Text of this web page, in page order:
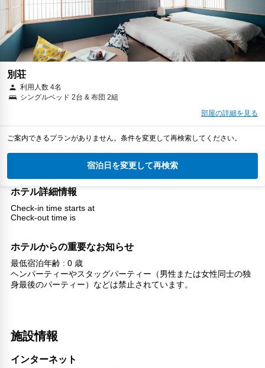
別荘
利用人数 4名
シングルベッド 2台 & 布団 2組
部屋の詳細を見る
ご案内できるプランがありません。条件を変更して再検索してください。
宿泊日を変更して再検索
ホテル詳細情報
Check-in time starts at
Check-out time is
ホテルからの重要なお知らせ
最低宿泊年齢 : 0 歳
ヘンパーティーやスタッグパーティー（男性または女性同士の独
身最後のパーティー）などは禁止されています。
施設情報
インターネット